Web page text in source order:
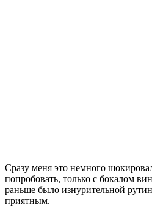
Сразу меня это немного
попробовать, только с бокалом
раньше было изнурительной
приятным.